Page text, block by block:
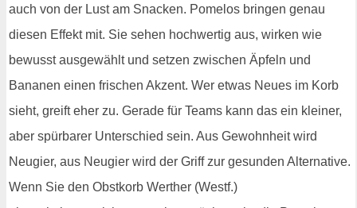
auch von der Lust am Snacken. Pomelos bringen genau
diesen Effekt mit. Sie sehen hochwertig aus, wirken wie
bewusst ausgewählt und setzen zwischen Äpfeln und
Bananen einen frischen Akzent. Wer etwas Neues im Korb
sieht, greift eher zu. Gerade für Teams kann das ein kleiner,
aber spürbarer Unterschied sein. Aus Gewohnheit wird
Neugier, aus Neugier wird der Griff zur gesunden Alternative.
Wenn Sie den Obstkorb Werther (Westf.)